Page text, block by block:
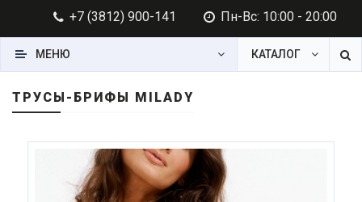
+7 (3812) 900-141 Пн-Вс: 10:00 - 20:00
КАТАЛОГ
МЕНЮ
ТРУСЫ-БРИФЫ MILADY